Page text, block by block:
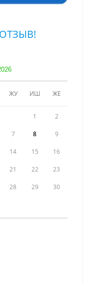
ЖУ ИШ ЖЕ
1 2
7 8 9
14 15 16
21 22 23
28 29 30